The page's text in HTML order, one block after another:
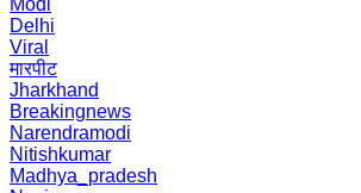
Modi
Delhi
Viral
मारपीट
Jharkhand
Breakingnews
Narendramodi
Nitishkumar
Madhya_pradesh